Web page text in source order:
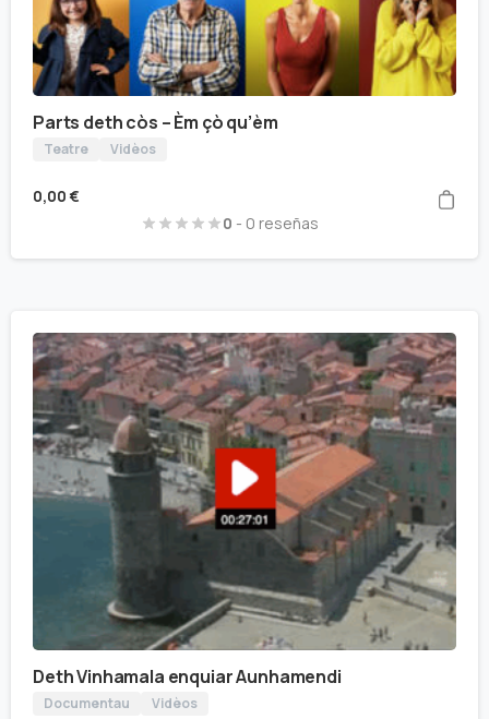
Parts deth còs – Èm çò qu’èm
Teatre Vidèos
0,00 €
0 - 0 reseñas
Deth Vinhamala enquiar Aunhamendi
Documentau Vidèos